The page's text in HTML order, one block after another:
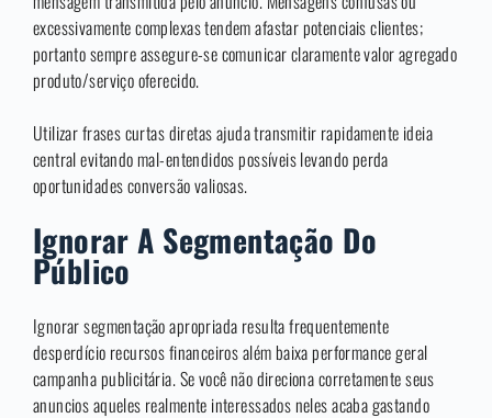
excessivamente complexas tendem afastar potenciais clientes;
portanto sempre assegure-se comunicar claramente valor agregado
produto/serviço oferecido.
Utilizar frases curtas diretas ajuda transmitir rapidamente ideia
central evitando mal-entendidos possíveis levando perda
oportunidades conversão valiosas.
Ignorar A Segmentação Do
Público
Ignorar segmentação apropriada resulta frequentemente
desperdício recursos financeiros além baixa performance geral
campanha publicitária. Se você não direciona corretamente seus
anuncios aqueles realmente interessados neles acaba gastando